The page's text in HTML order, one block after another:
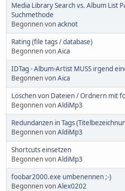
Media Library Search vs. Album List
Suchmethode
Begonnen vonacknot
Rating (file tags / database)
Begonnen vonAica
IDTag - Album-Artist MUSS irgend
Begonnen vonAica
Löschen von Dateien / Ordnern mit
Begonnen vonAldiMp3
Redundanzen in Tags
Begonnen vonAldiMp3
Shortcuts einsetzen
Begonnen vonAldiMp3
foobar2000.exe umbenennen ;-)
Begonnen vonAlex0202